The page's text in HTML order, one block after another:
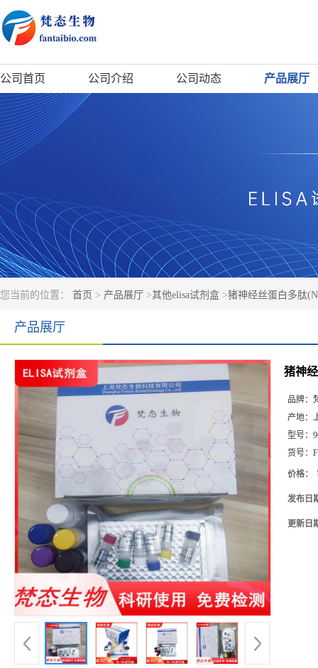
公司首页 公司介绍 公司动态 产品展厅
您当前的位置： 首页 > 产品展厅 >其他elisa试剂盒 >猪神经丝蛋白多肽
产品展厅
猪神
品牌：
产地：
型号：
货号：
价格：
发布日
更新日